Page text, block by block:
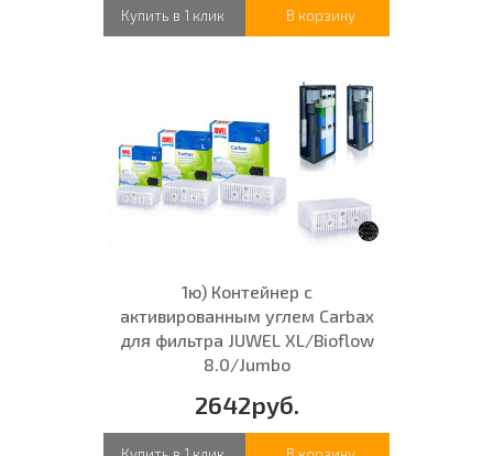
Купить в 1 клик В корзину
1ю) Контейнер с
активированным углем Carbax
для фильтра JUWEL XL/Bioflow
8.0/Jumbo
2642руб.